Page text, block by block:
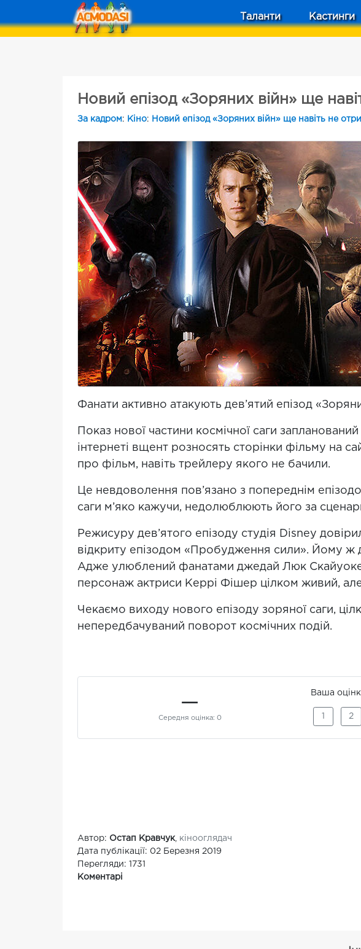
Таланти Кастинги
Новий епізод «Зоряних війн» ще
За кадром: Кіно: Новий епізод «Зоряних війн» ще навіть не
Фанати активно атакують дев’ятий епізод
Показ нової частини космічної саги
інтернеті вщент розносять сторінки фільму на
про фільм, навіть трейлеру якого не бачили.
Це невдоволення пов’язано з попереднім
саги м’яко кажучи, недолюблюють його за
Режисуру дев’ятого епізоду студія Disney
відкриту епізодом «Пробудження сили». Йому ж
Адже улюблений фанатами джедай Люк
персонаж актриси Керрі Фішер цілком живий,
Чекаємо виходу нового епізоду зоряної саги,
непередбачуваний поворот космічних подій.
—
Середня оцінка: 0
Ваша
1 2
Автор: Остап Кравчук, кінооглядач
Дата публікації: 02 Березня 2019
Перегляди: 1731
Коментарі